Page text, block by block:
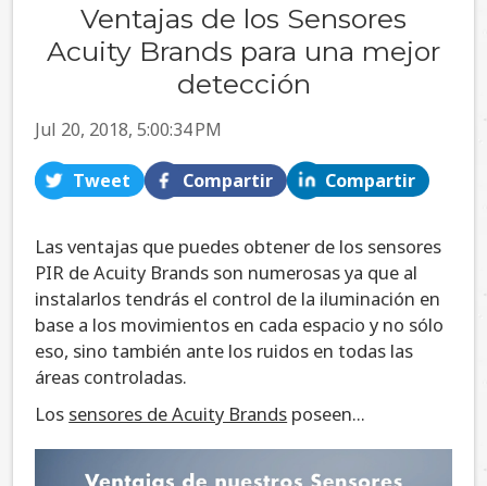
Ventajas de los Sensores
Acuity Brands para una mejor
detección
Jul 20, 2018, 5:00:34 PM
Tweet Compartir Compartir
Las ventajas que puedes obtener de los sensores
PIR de Acuity Brands son numerosas ya que al
instalarlos tendrás el control de la iluminación en
base a los movimientos en cada espacio y no sólo
eso, sino también ante los ruidos en todas las
áreas controladas.
Los sensores de Acuity Brands poseen...